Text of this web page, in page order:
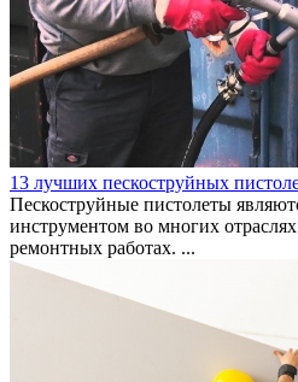
13 лучших пескоструйных
Пескоструйные пистолеты
инструментом во многих
ремонтных работах. ...